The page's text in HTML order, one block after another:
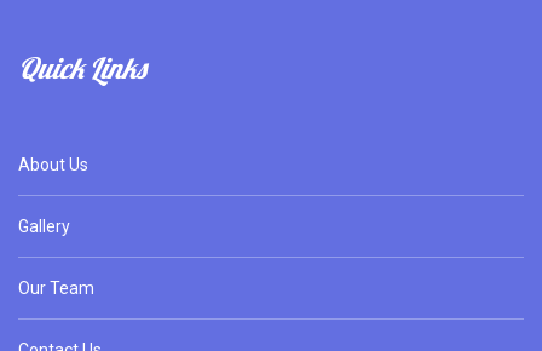
Quick Links
About Us
Gallery
Our Team